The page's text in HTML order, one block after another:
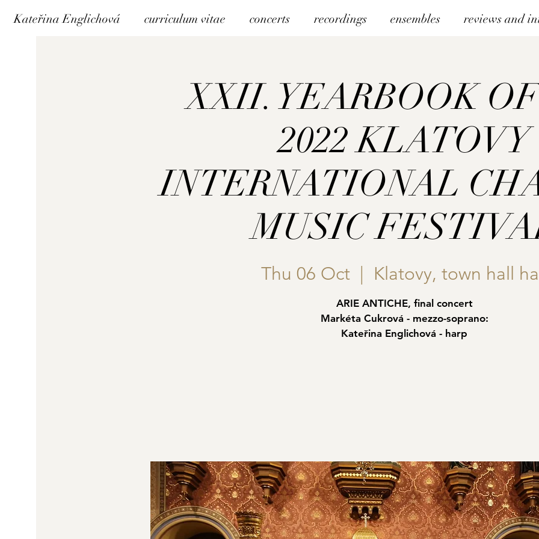
Kateřina Englichová curriculum vitae concerts recordings ensembles reviews and
XXII. YEARBOOK
2022 KLATOVY
INTERNATIONAL
MUSIC
Thu 06 Oct Klatovy, town hall
ARIE ANTICHE, final concert
Markéta Cukrová - mezzo-soprano:
Kateřina Englichová - harp